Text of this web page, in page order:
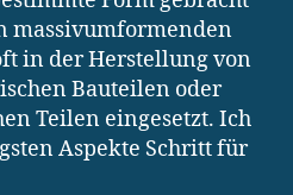
massivumformenden
in der Herstellung von
Bauteilen oder
Teilen eingesetzt. Ich
Aspekte Schritt für